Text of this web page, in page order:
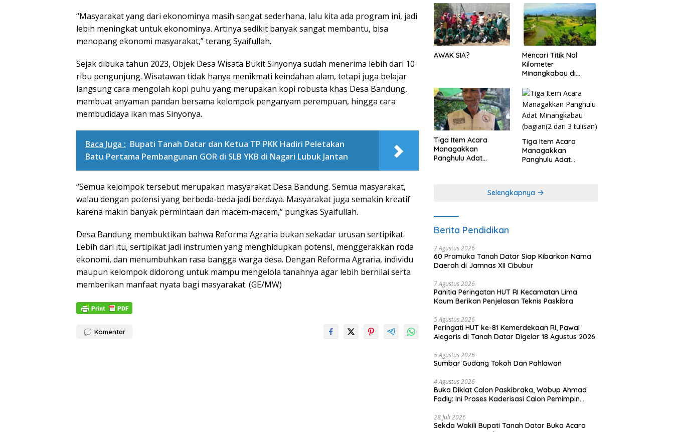
“Masyarakat yang dari ekonominya masih sangat sederhana, lalu kita ada program ini, jadi
lebih meningkat untuk ekonominya. Artinya sedikit banyak sangat membantu, bisa
menopang ekonomi masyarakat,” terang Syaifullah.
Sejak dibuka tahun 2023, Objek Desa Wisata Bukit Sinyonya sudah menerima lebih dari 10
ribu pengunjung. Wisatawan tidak hanya menikmati keindahan alam, tetapi juga belajar
langsung cara mengolah kopi puhu yang merupakan kopi robusta khas Desa Bandung,
membuat anyaman pandan bersama kelompok penganyam perempuan, hingga cara
membudidaya ikan mas Sinyonya.
Baca Juga : Bupati Tanah Datar dan Ketua TP PKK Hadiri Peletakan
Batu Pertama Pembangunan GOR di SLB YKB di Nagari Lubuk Jantan
“Semua kelompok tersebut merupakan masyarakat Desa Bandung. Semua masyarakat,
walau dengan potensi yang berbeda-beda jadi berdaya. Masyarakat juga semakin kreatif
karena makin banyak permintaan dan macem-macem,” pungkas Syaifullah.
Desa Bandung membuktikan bahwa Reforma Agraria bukan sekadar urusan sertipikat.
Lebih dari itu, sertipikat jadi instrumen yang menghidupkan potensi, menggerakkan roda
ekonomi, dan menumbuhkan rasa bangga warga desa. Dengan Reforma Agraria, individu
maupun kelompok didorong untuk mampu mengelola tanahnya agar lebih bernilai serta
memberikan manfaat nyata bagi masyarakat. (GE/MW)
Komentar
AWAK SIA?
Mencari Titik Nol
Kilometer
Minangkabau di
Dimanakah Lokasi
nya?
Tiga Item Acara
Managakkan
Panghulu Adat
Tiga Item Acara
Managakkan
Panghulu Adat
Selengkapnya
Berita Pendidikan
7 Agustus 2026
60 Pramuka Tanah Datar Siap Kibarkan Nama
Daerah di Jamnas XII Cibubur
7 Agustus 2026
Panitia Peringatan HUT RI Kecamatan Lima
Kaum Berikan Penjelasan Teknis Paskibra
5 Agustus 2026
Peringati HUT ke-81 Kemerdekaan RI, Pawai
Alegoris di Tanah Datar Digelar 18 Agustus 2026
5 Agustus 2026
Sumbar Gudang Tokoh Dan Pahlawan
4 Agustus 2026
Buka Diklat Calon Paskibraka, Wabup Ahmad
Fadly: Ini Proses Kaderisasi Calon Pemimpin
28 Juli 2026
Sekda Wakili Bupati Tanah Datar Buka Acara